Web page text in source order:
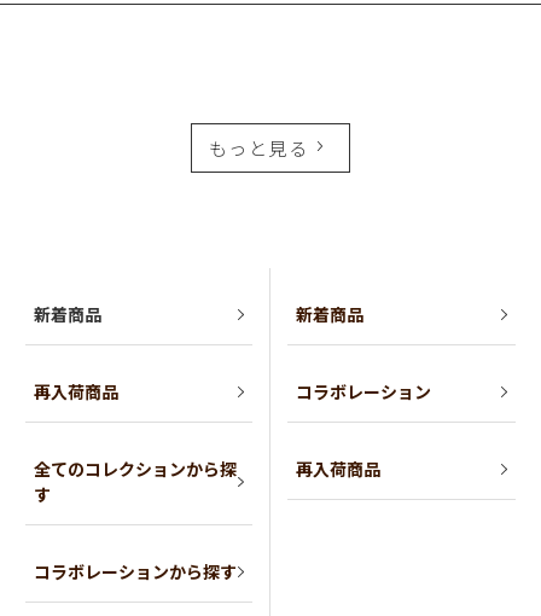
もっと見る
新着商品
再入荷商品
全てのコレクションから探
す
コラボレーションから探す
新着商品
コラボレーション
再入荷商品